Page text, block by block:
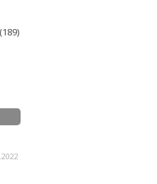
(189)